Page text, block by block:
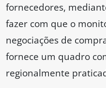
fornecedores,
fazer com que o
negociações de
fornece um quadro
regionalmente